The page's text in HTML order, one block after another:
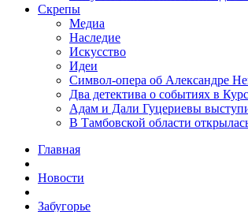
Скрепы
Медиа
Наследие
Искусство
Идеи
Символ-опера об Александре
Два детектива о событиях в
Адам и Дали Гуцериевы
В Тамбовской области
Главная
Новости
Забугорье